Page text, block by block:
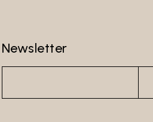
Newsletter